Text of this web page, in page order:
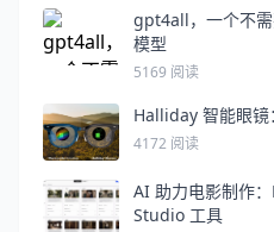
gpt4all，一个不需
模型
5169 阅读
Halliday 智能眼镜
4172 阅读
AI 助力电影制作
Studio 工具